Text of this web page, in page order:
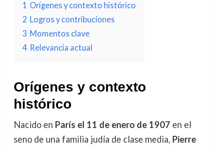
1 Orígenes y contexto histórico
2 Logros y contribuciones
3 Momentos clave
4 Relevancia actual
Orígenes y contexto
histórico
Nacido en París el 11 de enero de 1907 en el
seno de una familia judía de clase media, Pierre